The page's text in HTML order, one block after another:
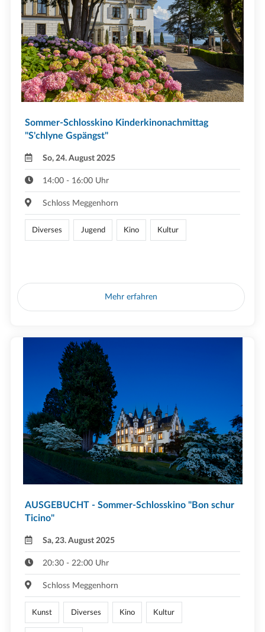
Sommer-Schlosskino Kinderkinonachmittag
"S'chlyne Gspängst"
So, 24. August 2025
14:00 - 16:00 Uhr
Schloss Meggenhorn
Diverses Jugend Kino Kultur
Mehr erfahren
AUSGEBUCHT - Sommer-Schlosskino "Bon schur
Ticino"
Sa, 23. August 2025
20:30 - 22:00 Uhr
Schloss Meggenhorn
Kunst Diverses Kino Kultur